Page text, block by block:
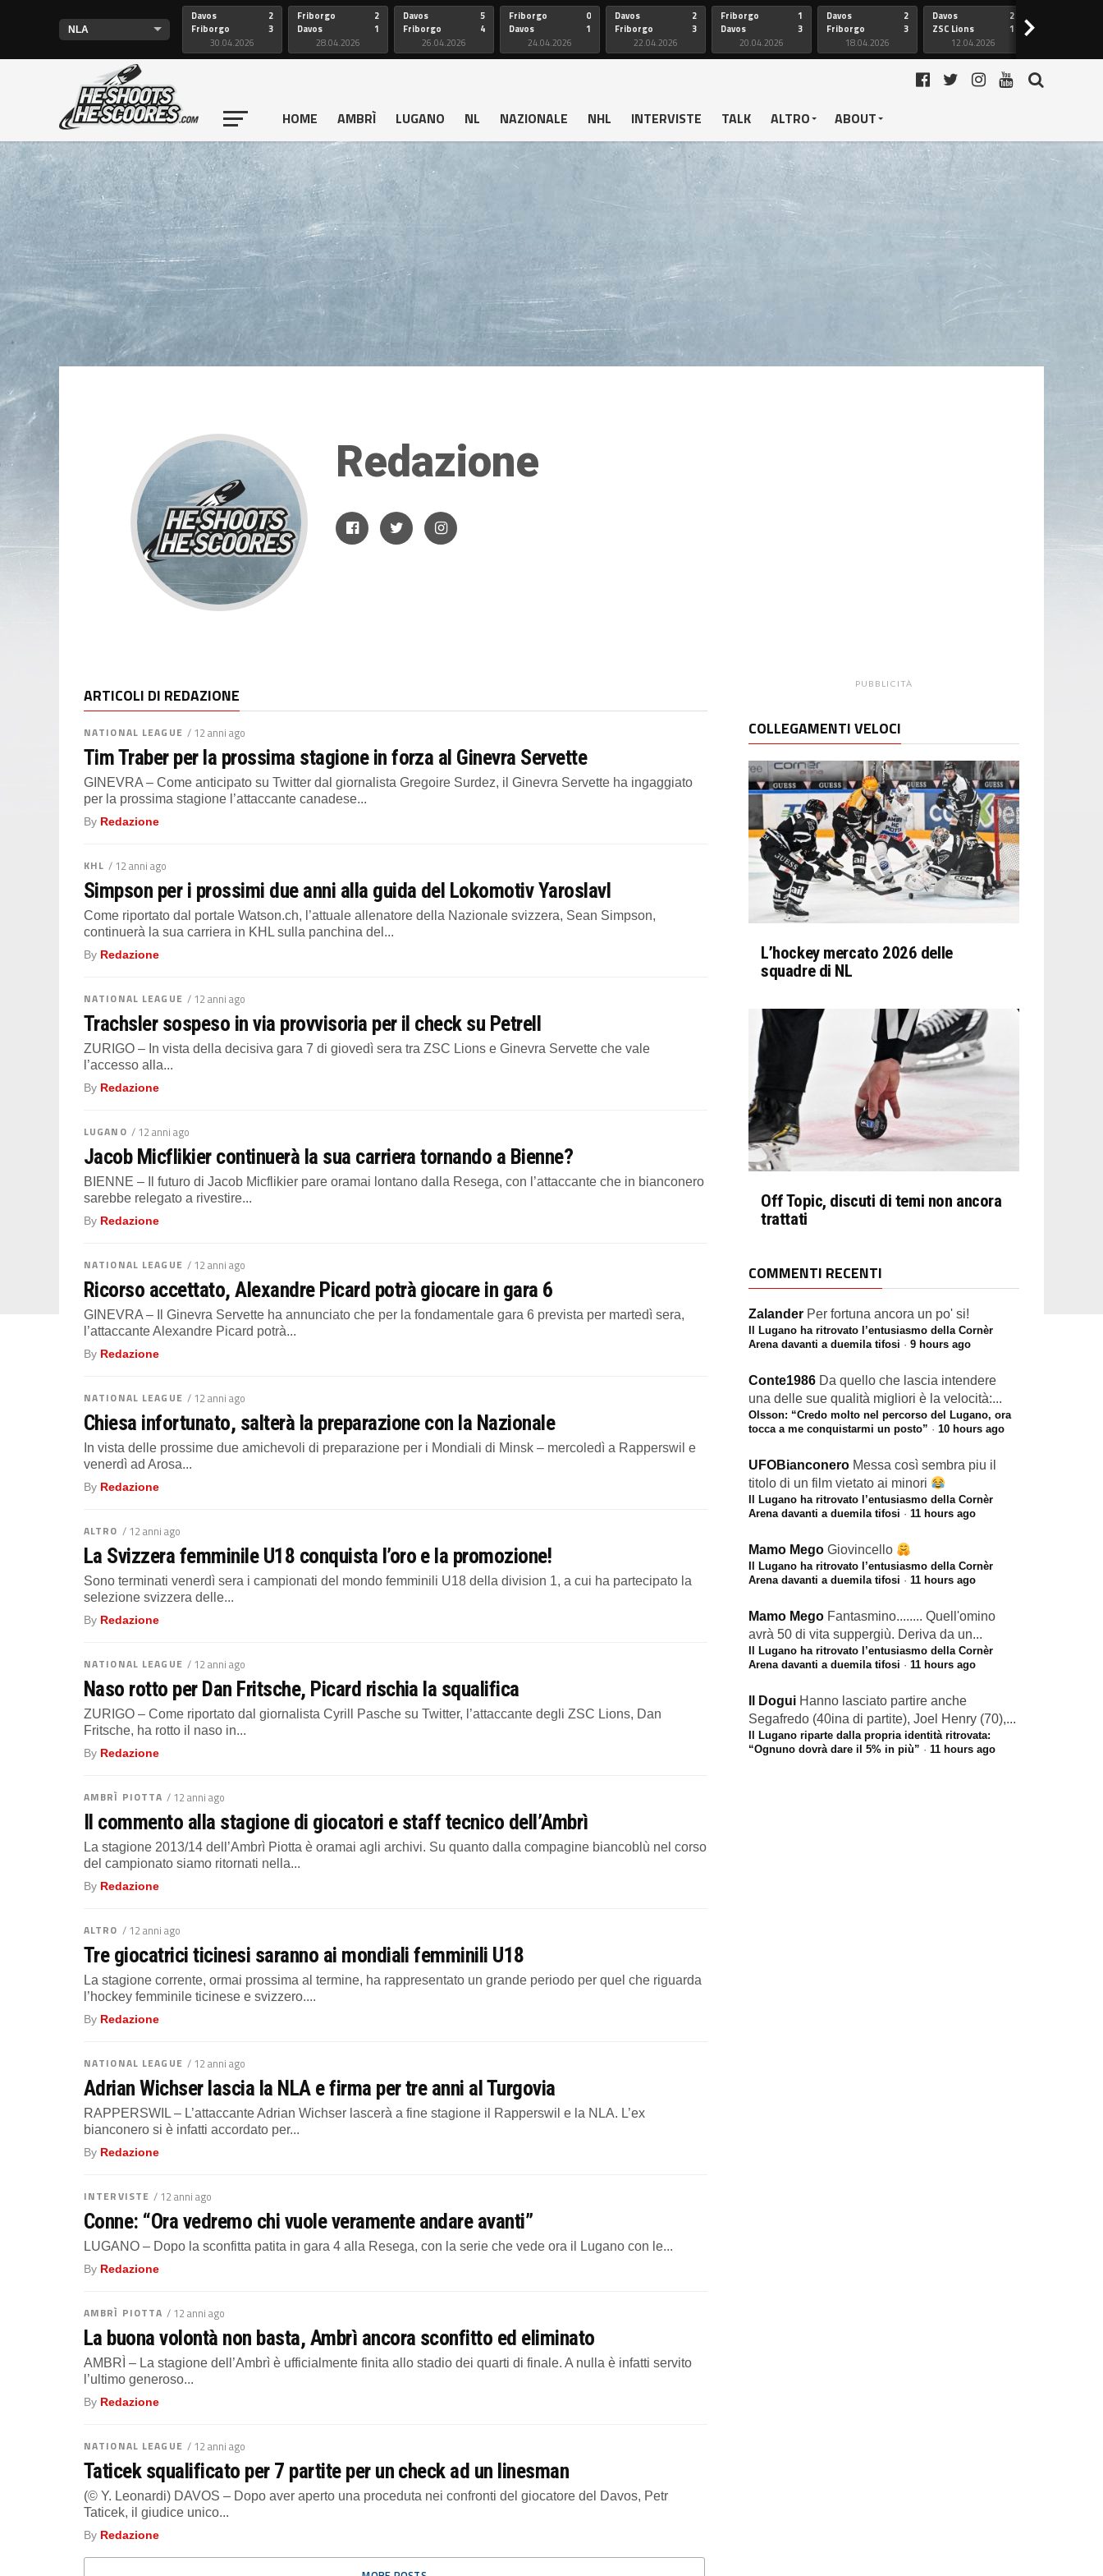
Davos
Friborgo
2
3
30.04.2026
Friborgo
Davos
2
1
28.04.2026
Davos
Friborgo
5
4
26.04.2026
Friborgo
Davos
0
1
24.04.2026
Davos
Friborgo
2
3
22.04.2026
Friborgo
Davos
1
3
20.04.2026
Davos
Friborgo
2
3
18.04.2026
Davos
ZSC Lions
2
1
12.04.2026
>
HOME AMBRÌ LUGANO NL NAZIONALE NHL INTERVISTE TALK ALTRO ABOUT
Redazione
ARTICOLI DI REDAZIONE
NATIONAL LEAGUE / 12 anni ago
Tim Traber per la prossima stagione in forza al Ginevra Servette
GINEVRA – Come anticipato su Twitter dal giornalista Gregoire Surdez, il Ginevra Servette ha ingaggiato
per la prossima stagione l’attaccante canadese...
By Redazione
KHL / 12 anni ago
Simpson per i prossimi due anni alla guida del Lokomotiv Yaroslavl
Come riportato dal portale Watson.ch, l’attuale allenatore della Nazionale svizzera, Sean Simpson,
continuerà la sua carriera in KHL sulla panchina del...
By Redazione
NATIONAL LEAGUE / 12 anni ago
Trachsler sospeso in via provvisoria per il check su Petrell
ZURIGO – In vista della decisiva gara 7 di giovedì sera tra ZSC Lions e Ginevra Servette che vale
l’accesso alla...
By Redazione
LUGANO / 12 anni ago
Jacob Micflikier continuerà la sua carriera tornando a Bienne?
BIENNE – Il futuro di Jacob Micflikier pare oramai lontano dalla Resega, con l’attaccante che in bianconero
sarebbe relegato a rivestire...
By Redazione
NATIONAL LEAGUE / 12 anni ago
Ricorso accettato, Alexandre Picard potrà giocare in gara 6
GINEVRA – Il Ginevra Servette ha annunciato che per la fondamentale gara 6 prevista per martedì sera,
l’attaccante Alexandre Picard potrà...
By Redazione
NATIONAL LEAGUE / 12 anni ago
Chiesa infortunato, salterà la preparazione con la Nazionale
In vista delle prossime due amichevoli di preparazione per i Mondiali di Minsk – mercoledì a Rapperswil e
venerdì ad Arosa...
By Redazione
ALTRO / 12 anni ago
La Svizzera femminile U18 conquista l’oro e la promozione!
Sono terminati venerdì sera i campionati del mondo femminili U18 della division 1, a cui ha partecipato la
selezione svizzera delle...
By Redazione
NATIONAL LEAGUE / 12 anni ago
Naso rotto per Dan Fritsche, Picard rischia la squalifica
ZURIGO – Come riportato dal giornalista Cyrill Pasche su Twitter, l’attaccante degli ZSC Lions, Dan
Fritsche, ha rotto il naso in...
By Redazione
AMBRÌ PIOTTA / 12 anni ago
Il commento alla stagione di giocatori e staff tecnico dell’Ambrì
La stagione 2013/14 dell’Ambrì Piotta è oramai agli archivi. Su quanto dalla compagine biancoblù nel corso
del campionato siamo ritornati nella...
By Redazione
ALTRO / 12 anni ago
Tre giocatrici ticinesi saranno ai mondiali femminili U18
La stagione corrente, ormai prossima al termine, ha rappresentato un grande periodo per quel che riguarda
l’hockey femminile ticinese e svizzero....
By Redazione
NATIONAL LEAGUE / 12 anni ago
Adrian Wichser lascia la NLA e firma per tre anni al Turgovia
RAPPERSWIL – L’attaccante Adrian Wichser lascerà a fine stagione il Rapperswil e la NLA. L’ex
bianconero si è infatti accordato per...
By Redazione
INTERVISTE / 12 anni ago
Conne: “Ora vedremo chi vuole veramente andare avanti”
LUGANO – Dopo la sconfitta patita in gara 4 alla Resega, con la serie che vede ora il Lugano con le...
By Redazione
AMBRÌ PIOTTA / 12 anni ago
La buona volontà non basta, Ambrì ancora sconfitto ed eliminato
AMBRÌ – La stagione dell’Ambrì è ufficialmente finita allo stadio dei quarti di finale. A nulla è infatti servito
l’ultimo generoso...
By Redazione
NATIONAL LEAGUE / 12 anni ago
Taticek squalificato per 7 partite per un check ad un linesman
(© Y. Leonardi) DAVOS – Dopo aver aperto una proceduta nei confronti del giocatore del Davos, Petr
Taticek, il giudice unico...
By Redazione
PUBBLICITÀ
COLLEGAMENTI VELOCI
L’hockey mercato 2026 delle
squadre di NL
Off Topic, discuti di temi non ancora
trattati
COMMENTI RECENTI
Zalander Per fortuna ancora un po' si!
Il Lugano ha ritrovato l’entusiasmo della Cornèr
Arena davanti a duemila tifosi · 9 hours ago
Conte1986 Da quello che lascia intendere
una delle sue qualità migliori è la velocità:...
Olsson: “Credo molto nel percorso del Lugano, ora
tocca a me conquistarmi un posto” · 10 hours ago
UFOBianconero Messa così sembra piu il
titolo di un film vietato ai minori
Il Lugano ha ritrovato l’entusiasmo della Cornèr
Arena davanti a duemila tifosi · 11 hours ago
Mamo Mego Giovincello
Il Lugano ha ritrovato l’entusiasmo della Cornèr
Arena davanti a duemila tifosi · 11 hours ago
Mamo Mego Fantasmino........ Quell'omino
avrà 50 di vita suppergiù. Deriva da un...
Il Lugano ha ritrovato l’entusiasmo della Cornèr
Arena davanti a duemila tifosi · 11 hours ago
Il Dogui Hanno lasciato partire anche
Segafredo (40ina di partite), Joel Henry (70),...
Il Lugano riparte dalla propria identità ritrovata:
“Ognuno dovrà dare il 5% in più” · 11 hours ago